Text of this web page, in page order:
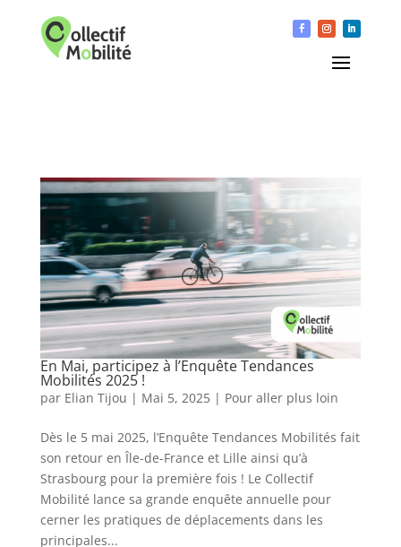
En Mai, participez à l’Enquête Tendances
Mobilités 2025 !
par Elian Tijou | Mai 5, 2025| Pour aller plus loin
Dès le 5 mai 2025, l’Enquête Tendances Mobilités fait
son retour en Île-de-France et Lille ainsi qu’à
Strasbourg pour la première fois ! Le Collectif
Mobilité lance sa grande enquête annuelle pour
cerner les pratiques de déplacements dans les
principales...